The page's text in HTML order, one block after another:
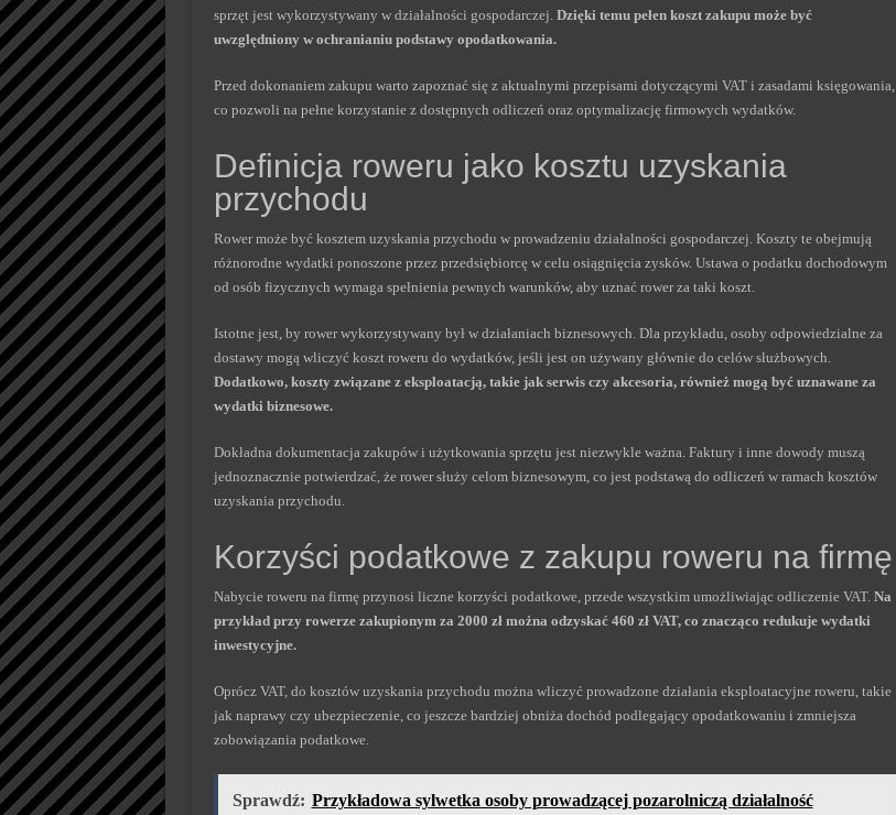
sprzęt jest wykorzystywany w działalności gospodarczej. Dzięki temu pełen koszt zakupu może być
uwzględniony w ochranianiu podstawy opodatkowania.
Przed dokonaniem zakupu warto zapoznać się z aktualnymi przepisami dotyczącymi VAT i zasadami księgowania,
co pozwoli na pełne korzystanie z dostępnych odliczeń oraz optymalizację firmowych wydatków.
Definicja roweru jako kosztu uzyskania
przychodu
Rower może być kosztem uzyskania przychodu w prowadzeniu działalności gospodarczej. Koszty te obejmują
różnorodne wydatki ponoszone przez przedsiębiorcę w celu osiągnięcia zysków. Ustawa o podatku dochodowym
od osób fizycznych wymaga spełnienia pewnych warunków, aby uznać rower za taki koszt.
Istotne jest, by rower wykorzystywany był w działaniach biznesowych. Dla przykładu, osoby odpowiedzialne za
dostawy mogą wliczyć koszt roweru do wydatków, jeśli jest on używany głównie do celów służbowych.
Dodatkowo, koszty związane z eksploatacją, takie jak serwis czy akcesoria, również mogą być uznawane za
wydatki biznesowe.
Dokładna dokumentacja zakupów i użytkowania sprzętu jest niezwykle ważna. Faktury i inne dowody muszą
jednoznacznie potwierdzać, że rower służy celom biznesowym, co jest podstawą do odliczeń w ramach kosztów
uzyskania przychodu.
Korzyści podatkowe z zakupu roweru na firmę
Nabycie roweru na firmę przynosi liczne korzyści podatkowe, przede wszystkim umożliwiając odliczenie VAT. Na
przykład przy rowerze zakupionym za 2000 zł można odzyskać 460 zł VAT, co znacząco redukuje wydatki
inwestycyjne.
Oprócz VAT, do kosztów uzyskania przychodu można wliczyć prowadzone działania eksploatacyjne roweru, takie
jak naprawy czy ubezpieczenie, co jeszcze bardziej obniża dochód podlegający opodatkowaniu i zmniejsza
zobowiązania podatkowe.
Sprawdź: Przykładowa sylwetka osoby prowadzącej pozarolniczą działalność